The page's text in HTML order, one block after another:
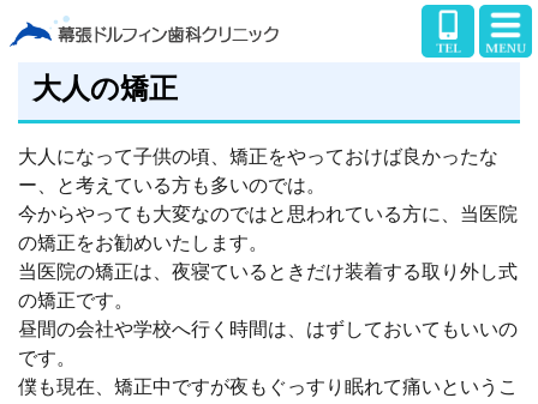
大人の矯正
大人になって子供の頃、矯正をやっておけば良かったな
ー、と考えている方も多いのでは。
今からやっても大変なのではと思われている方に、当医院
の矯正をお勧めいたします。
当医院の矯正は、夜寝ているときだけ装着する取り外し式
の矯正です。
昼間の会社や学校へ行く時間は、はずしておいてもいいの
です。
僕も現在、矯正中ですが夜もぐっすり眠れて痛いというこ